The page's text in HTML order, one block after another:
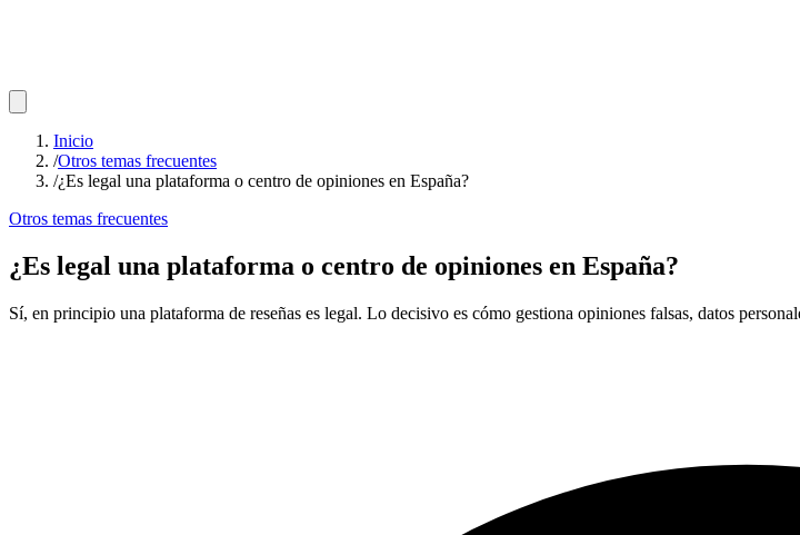
Inicio
/Otros temas frecuentes
/¿Es legal una plataforma o centro de opiniones en España?
Otros temas frecuentes
¿Es legal una plataforma o centro de opiniones en España?
Sí, en principio una plataforma de reseñas es legal. Lo decisivo es cómo gestiona opiniones falsas, datos